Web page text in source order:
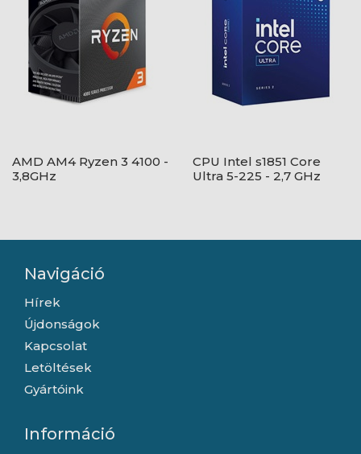
AMD AM4 Ryzen 3 4100 -
3,8GHz
CPU Intel s1851 Core
Ultra 5-225 - 2,7 GHz
Navigáció
Hírek
Újdonságok
Kapcsolat
Letöltések
Gyártóink
Információ